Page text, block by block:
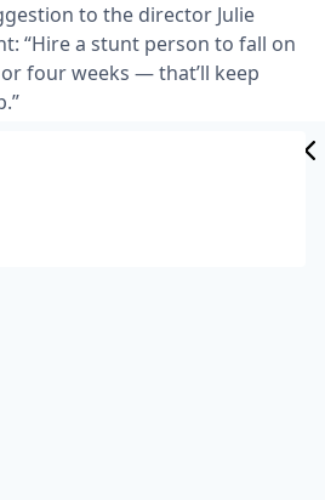
to the director Julie
“Hire a stunt person to fall on
four weeks — that’ll keep